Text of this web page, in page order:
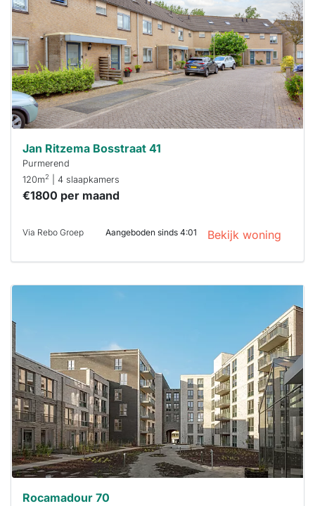
maken moet je
binnen 15
minuten
reageren.
Stekkies helpt
je hierbij!
Jan Ritzema Bosstraat 41
Purmerend
120m2 | 4 slaapkamers
€1800 per maand
Via Rebo Groep Aangeboden sinds 4:01 Bekijk woning
maken moet je
binnen 15
minuten
reageren.
Stekkies helpt
je hierbij!
Rocamadour 70